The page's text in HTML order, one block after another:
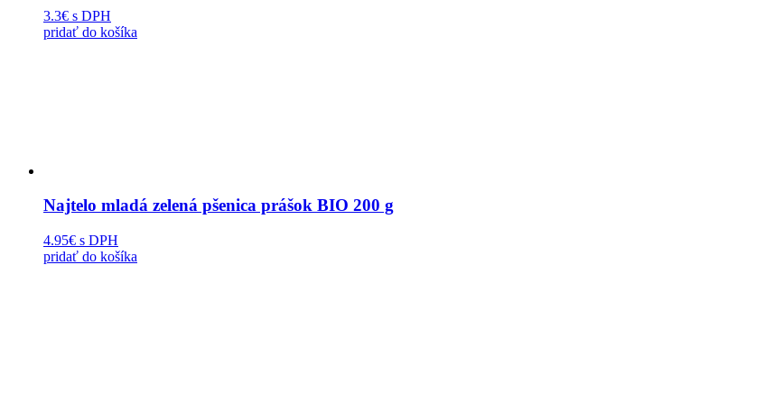
3.3€ s DPH
pridať do košíka
Najtelo mladá zelená pšenica prášok BIO 200 g
4.95€ s DPH
pridať do košíka